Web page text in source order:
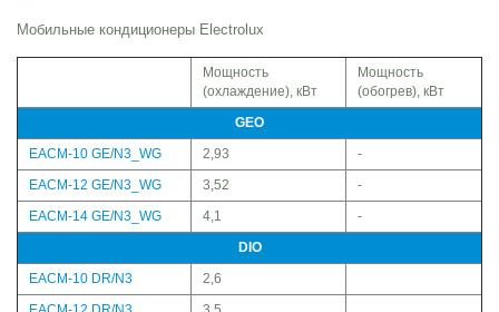
Мобильные кондиционеры Electrolux
Мощность
(охлаждение), кВт
Мощность
(обогрев), кВт
GEO
EACM-10 GE/N3_WG
2,93
-
EACM-12 GE/N3_WG
3,52
-
EACM-14 GE/N3_WG
4,1
-
DIO
EACM-10 DR/N3
2,6